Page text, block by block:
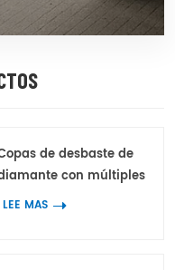
de desbaste de
con múltiples
segmentos de diamante
LEE MAS